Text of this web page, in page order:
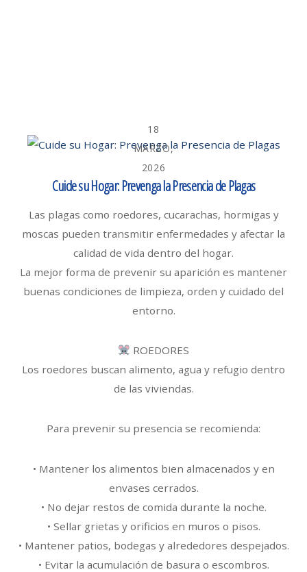
18
MARZO,
2026
Cuide su Hogar: Prevenga la Presencia de Plagas
Las plagas como roedores, cucarachas, hormigas y
moscas pueden transmitir enfermedades y afectar la
calidad de vida dentro del hogar.
La mejor forma de prevenir su aparición es mantener
buenas condiciones de limpieza, orden y cuidado del
entorno.
ROEDORES
Los roedores buscan alimento, agua y refugio dentro
de las viviendas.
Para prevenir su presencia se recomienda:
• Mantener los alimentos bien almacenados y en
envases cerrados.
• No dejar restos de comida durante la noche.
• Sellar grietas y orificios en muros o pisos.
• Mantener patios, bodegas y alrededores despejados.
• Evitar la acumulación de basura o escombros.